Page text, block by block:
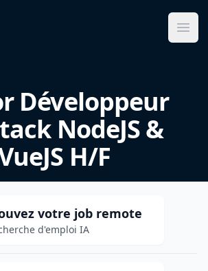
Développeur
NodeJS &
H/F
votre job remote
d'emploi IA